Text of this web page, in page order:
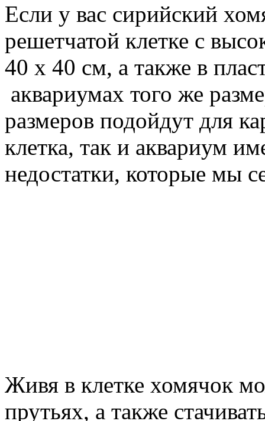
Если у вас сирийский
решетчатой клетке с
40 х 40 см, а также в
аквариумах того же
размеров подойдут для
клетка, так и аквариум
недостатки, которые мы
Живя в клетке хомячок
прутьях, а также